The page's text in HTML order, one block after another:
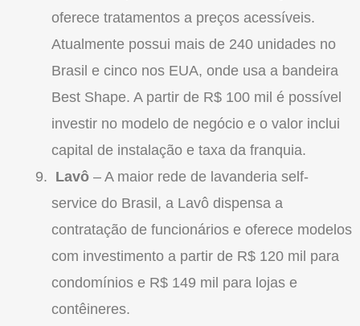
oferece tratamentos a preços acessíveis.
Atualmente possui mais de 240 unidades no
Brasil e cinco nos EUA, onde usa a bandeira
Best Shape. A partir de R$ 100 mil é possível
investir no modelo de negócio e o valor inclui
capital de instalação e taxa da franquia.
Lavô – A maior rede de lavanderia self-
service do Brasil, a Lavô dispensa a
contratação de funcionários e oferece modelos
com investimento a partir de R$ 120 mil para
condomínios e R$ 149 mil para lojas e
contêineres.